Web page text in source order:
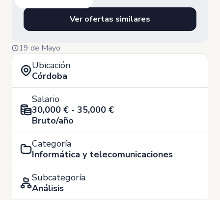
Ver ofertas similares
19 de Mayo
Ubicación
Córdoba
Salario
30,000 € - 35,000 €
Bruto/año
Categoría
Informática y telecomunicaciones
Subcategoría
Análisis